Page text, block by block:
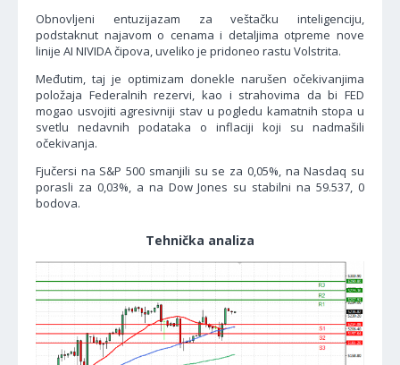
Obnovljeni entuzijazam za veštačku inteligenciju,
podstaknut najavom o cenama i detaljima otpreme nove
linije AI NIVIDA čipova, uveliko je pridoneo rastu Volstrita.
Međutim, taj je optimizam donekle narušen očekivanjima
položaja Federalnih rezervi, kao i strahovima da bi FED
mogao usvojiti agresivniji stav u pogledu kamatnih stopa u
svetlu nedavnih podataka o inflaciji koji su nadmašili
očekivanja.
Fjučersi na S&P 500 smanjili su se za 0,05%, na Nasdaq su
porasli za 0,03%, a na Dow Jones su stabilni na 59.537, 0
bodova.
Tehnička analiza